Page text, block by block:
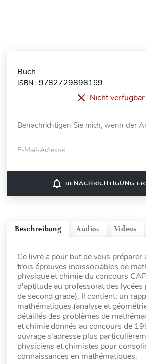
Buch
ISBN : 9782729898199
Nicht verfügbar
Benachrichtigen Sie mich, wenn der
E-Mail-Adresse
notifications_none BENACHRICHTIGUNG
Videos
Audios
Beschreibung
Ce livre a pour but de vous préparer
trois épreuves indissociables de
physique et chimie du concours
d'aptitude au professorat des lycées
de second grade). Il contient: un
mathématiques (analyse et
détaillés des problèmes de
et chimie donnés au concours de
ouvrage s'adresse plus
physiciens et chimistes pour
connaissances en mathématiques.